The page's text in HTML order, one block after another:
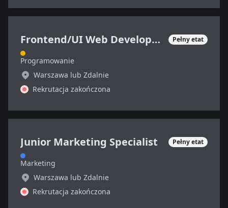
Frontend/UI Web Developer/Designer Pełny etat
Programowanie
Warszawa lub Zdalnie
Rekrutacja zakończona
Junior Marketing Specialist Pełny etat
Marketing
Warszawa lub Zdalnie
Rekrutacja zakończona